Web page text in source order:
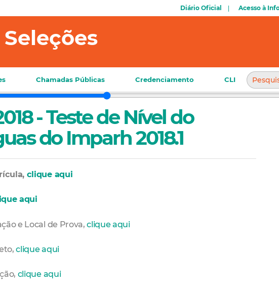
Diário Oficial Acesso à
Chamadas Públicas Credenciamento CLI
- Teste de Nível do
do Imparh 2018.1
clique aqui
aqui
e Local de Prova,clique aqui
clique aqui
clique aqui